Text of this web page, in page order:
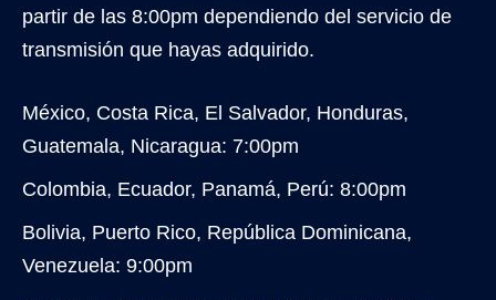
partir de las 8:00pm dependiendo del servicio de
transmisión que hayas adquirido.
México, Costa Rica, El Salvador, Honduras,
Guatemala, Nicaragua: 7:00pm
Colombia, Ecuador, Panamá, Perú: 8:00pm
Bolivia, Puerto Rico, República Dominicana,
Venezuela: 9:00pm